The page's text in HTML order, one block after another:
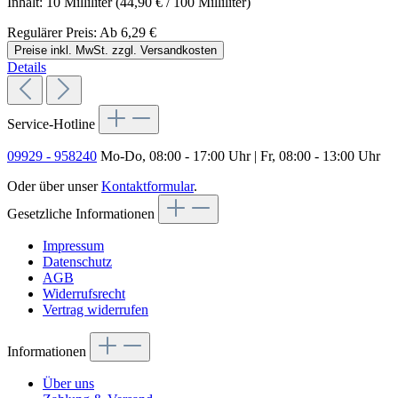
Regulärer Preis: Ab 6,29 €
Preise inkl. MwSt. zzgl. Versandkosten
Details
Service-Hotline
09929 - 958240 Mo-Do, 08:00 - 17:00 Uhr | Fr, 08:00 - 13:00 Uhr
Oder über unserKontaktformular.
Gesetzliche Informationen
Impressum
Datenschutz
AGB
Widerrufsrecht
Vertrag widerrufen
Informationen
Über uns